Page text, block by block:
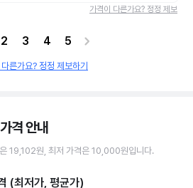
가격이 다른가요? 정정 제보
2 3 4 5
른가요? 정정 제보하기
가격 안내
19,102원 , 최저 가격은 10,000원입니다.
(최저가, 평균가)